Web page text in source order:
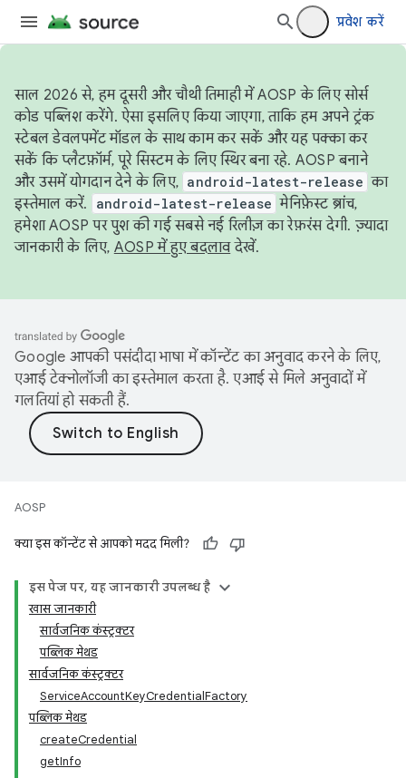
प्रवेश करें
साल 2026 से, हम दूसरी और चौथी तिमाही में AOSP के लिए सोर्स
कोड पब्लिश करेंगे. ऐसा इसलिए किया जाएगा, ताकि हम अपने ट्रंक
स्टेबल डेवलपमेंट मॉडल के साथ काम कर सकें और यह पक्का कर
सकें कि प्लैटफ़ॉर्म, पूरे सिस्टम के लिए स्थिर बना रहे. AOSP बनाने
और उसमें योगदान देने के लिए, android-latest-release का
इस्तेमाल करें.
android-latest-release मेनिफ़ेस्ट ब्रांच,
हमेशा AOSP पर पुश की गई सबसे नई रिलीज़ का रेफ़रंस देगी. ज़्यादा
जानकारी के लिए, AOSP में हुए बदलावदेखें.
Google आपकी पसंदीदा भाषा में कॉन्टेंट का अनुवाद करने के लिए,
एआई टेक्नोलॉजी का इस्तेमाल करता है. एआई से मिले अनुवादों में
गलतियां हो सकती हैं.
AOSP
क्या इस कॉन्टेंट से आपको मदद मिली?
इस पेज पर, यह जानकारी उपलब्ध है
खास जानकारी
सार्वजनिक कंस्ट्रक्टर
पब्लिक मेथड
सार्वजनिक कंस्ट्रक्टर
ServiceAccountKeyCredentialFactory
पब्लिक मेथड
createCredential
getInfo